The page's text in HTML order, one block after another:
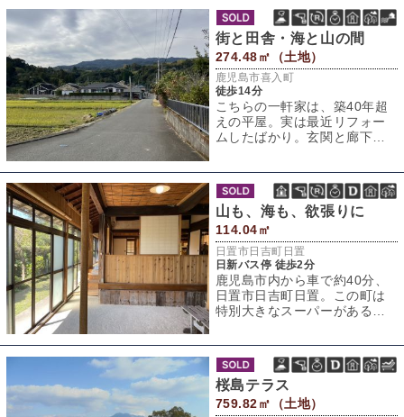
街と田舎・海と山の間
274.48㎡（土地）
鹿児島市喜入町
徒歩14分
こちらの一軒家は、築40年超
えの平屋。実は最近リフォー
ムしたばかり。玄関と廊下
山も、海も、欲張りに
114.04㎡
日置市日吉町日置
日新バス停 徒歩2分
鹿児島市内から車で約40分、
日置市日吉町日置。この町は
特別大きなスーパーがあるわ
の便が良いとは
桜島テラス
759.82㎡（土地）